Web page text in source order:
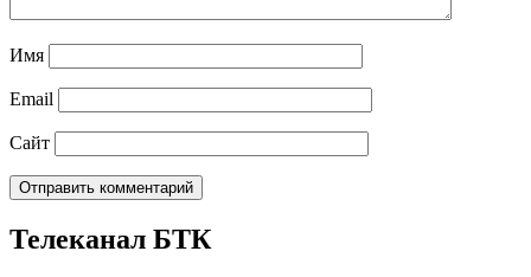
Имя
Email
Сайт
Телеканал БТК